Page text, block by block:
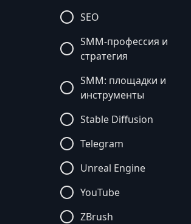
SEO
SMM-профессия и
стратегия
SMM: площадки и
инструменты
Stable Diffusion
Telegram
Unreal Engine
YouTube
ZBrush